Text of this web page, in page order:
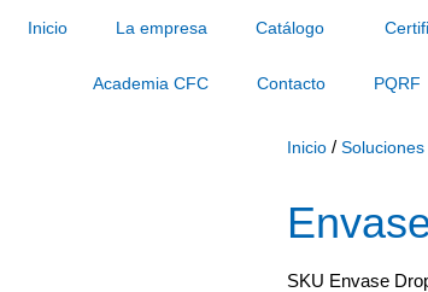
Inicio La empresa Catálogo
Academia CFC Contacto PQRF
Inicio /
SKU Envase